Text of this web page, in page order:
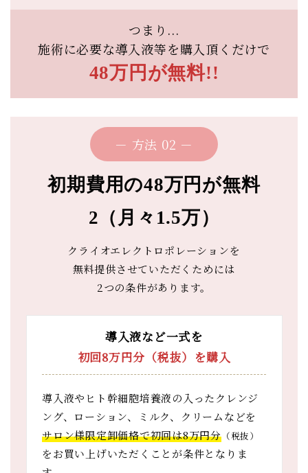
つまり...
施術に必要な導入液等を購入頂くだけで
48万円が無料!!
－ 方法 02 －
初期費用の48万円が無料
2（月々1.5万）
クライオエレクトロポレーションを
無料提供させていただくためには
2つの条件があります。
導入液など一式を
初回8万円分（税抜）を購入
導入液やヒト幹細胞培養液の入ったクレンジ
ング、ローション、ミルク、クリームなどを
サロン様限定卸価格で初回は8万円分（税抜）
をお買い上げいただくことが条件となりま